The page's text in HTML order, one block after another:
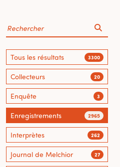
Tous les résultats 3300
Collecteurs 20
Enquête 3
Enregistrements 2965
Interprètes 262
Journal de Melchior 27